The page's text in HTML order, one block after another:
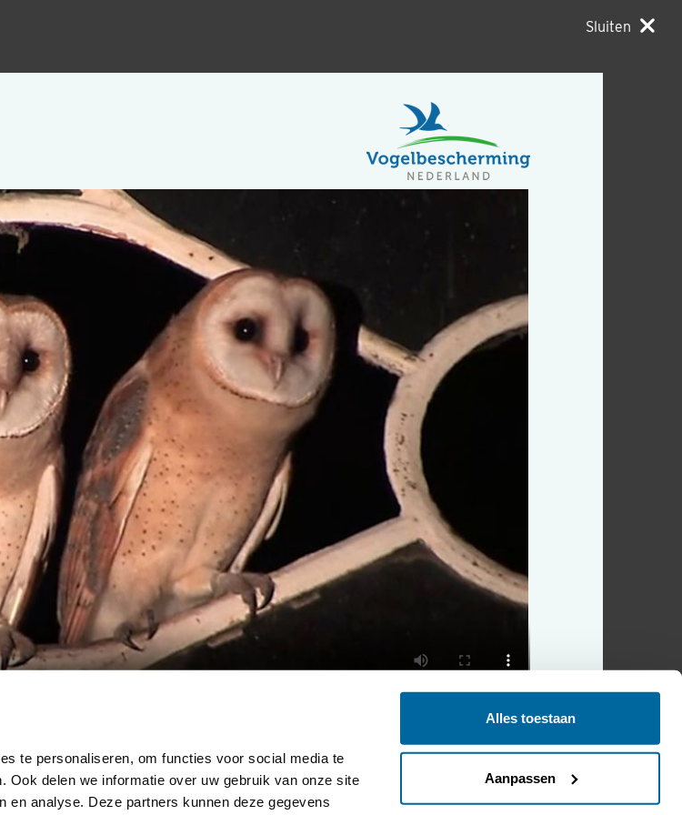
te personaliseren, om functies voor social media te
Ook delen we informatie over uw gebruik van onze site
en analyse. Deze partners kunnen deze gegevens
Alles toestaan
Aanpassen
Sluiten